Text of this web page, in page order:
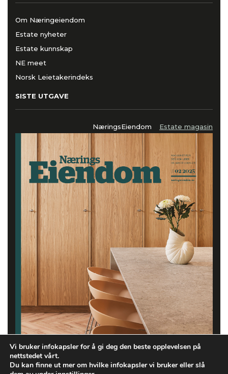
Om Næringeiendom
Estate nyheter
Estate kunnskap
NE meet
Norsk Leietakerindeks
SISTE UTGAVE
NæringsEiendom Estate magasin
Vi bruker infokapsler for å gi deg den beste opplevelsen på
nettstedet vårt.
Du kan finne ut mer om hvilke infokapsler vi bruker eller slå